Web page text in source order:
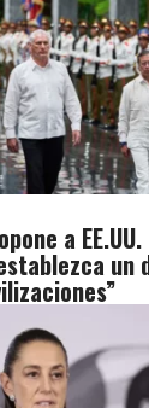
a EE.UU.
un